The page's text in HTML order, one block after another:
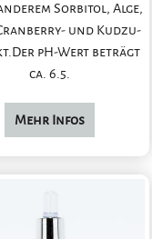
Sorbitol, Alge,
und Kudzu-
pH-Wert beträgt
ca. 6.5.
Mehr Infos